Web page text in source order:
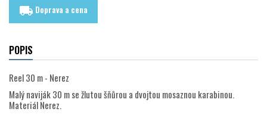
local_shipping Doprava a cena
POPIS
Reel 30 m - Nerez
Malý naviják 30 m se žlutou šňůrou a dvojtou mosaznou karabinou.
Materiál Nerez.